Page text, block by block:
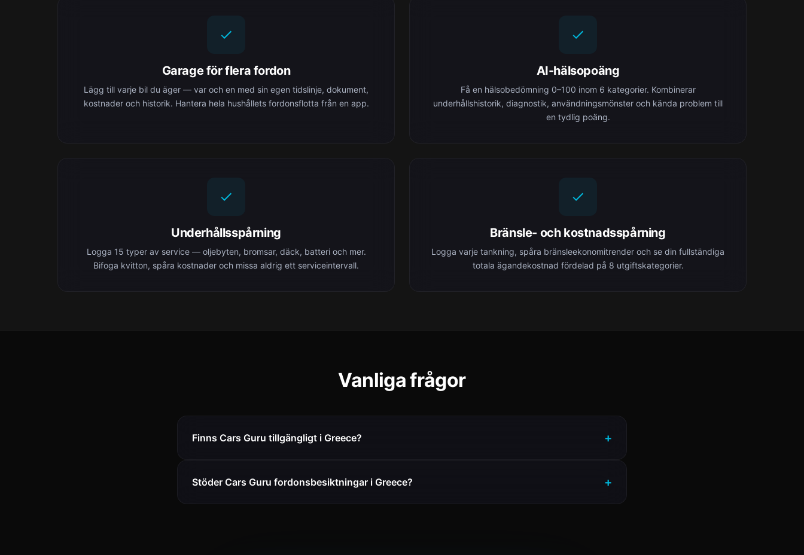
Garage för flera fordon
Lägg till varje bil du äger — var och en med sin egen tidslinje, dokument,
kostnader och historik. Hantera hela hushållets fordonsflotta från en app.
AI-hälsopoäng
Få en hälsobedömning 0–100 inom 6 kategorier. Kombinerar
underhållshistorik, diagnostik, användningsmönster och kända problem till
en tydlig poäng.
Underhållsspårning
Logga 15 typer av service — oljebyten, bromsar, däck, batteri och mer.
Bifoga kvitton, spåra kostnader och missa aldrig ett serviceintervall.
Bränsle- och kostnadsspårning
Logga varje tankning, spåra bränsleekonomitrender och se din fullständiga
totala ägandekostnad fördelad på 8 utgiftskategorier.
Vanliga frågor
Finns Cars Guru tillgängligt i Greece?
Stöder Cars Guru fordonsbesiktningar i Greece?